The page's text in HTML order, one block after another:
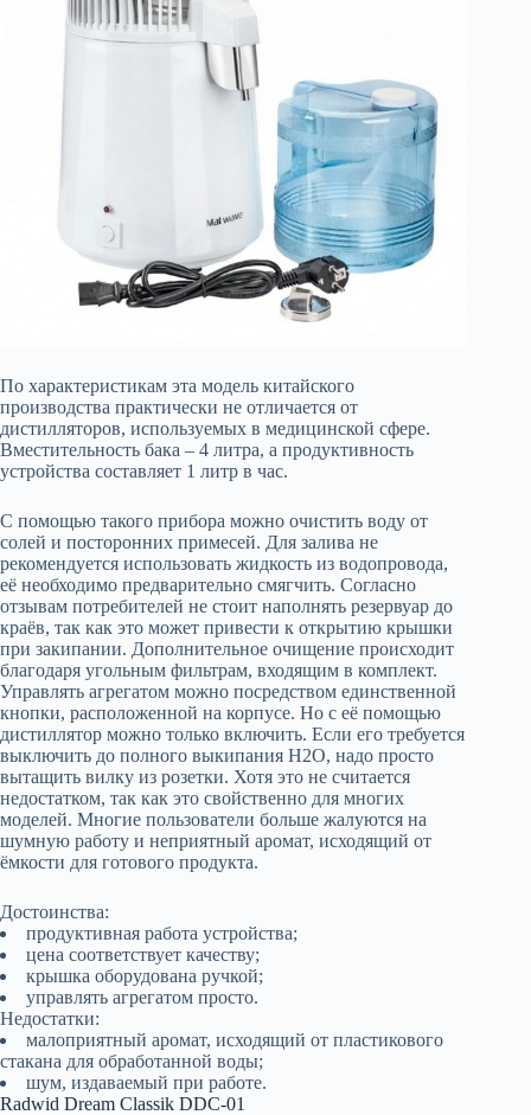
По характеристикам эта модель китайского
производства практически не отличается от
дистилляторов, используемых в медицинской сфере.
Вместительность бака – 4 литра, а продуктивность
устройства составляет 1 литр в час.
С помощью такого прибора можно очистить воду от
солей и посторонних примесей. Для залива не
рекомендуется использовать жидкость из водопровода,
её необходимо предварительно смягчить. Согласно
отзывам потребителей не стоит наполнять резервуар до
краёв, так как это может привести к открытию крышки
при закипании. Дополнительное очищение происходит
благодаря угольным фильтрам, входящим в комплект.
Управлять агрегатом можно посредством единственной
кнопки, расположенной на корпусе. Но с её помощью
дистиллятор можно только включить. Если его требуется
выключить до полного выкипания H2O, надо просто
вытащить вилку из розетки. Хотя это не считается
недостатком, так как это свойственно для многих
моделей. Многие пользователи больше жалуются на
шумную работу и неприятный аромат, исходящий от
ёмкости для готового продукта.
Достоинства:
продуктивная работа устройства;
цена соответствует качеству;
крышка оборудована ручкой;
управлять агрегатом просто.
Недостатки:
малоприятный аромат, исходящий от пластикового
стакана для обработанной воды;
шум, издаваемый при работе.
Radwid Dream Classik DDC-01